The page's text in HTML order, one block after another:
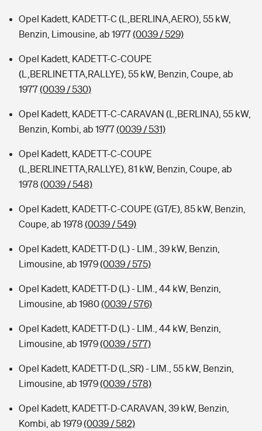
Opel Kadett, KADETT-C (L,BERLINA,AERO), 55 kW,
Benzin, Limousine, ab 1977(0039 / 529)
Opel Kadett, KADETT-C-COUPE
(L,BERLINETTA,RALLYE), 55 kW, Benzin, Coupe, ab
1977(0039 / 530)
Opel Kadett, KADETT-C-CARAVAN (L,BERLINA), 55 kW,
Benzin, Kombi, ab 1977(0039 / 531)
Opel Kadett, KADETT-C-COUPE
(L,BERLINETTA,RALLYE), 81 kW, Benzin, Coupe, ab
1978 (0039 / 548)
Opel Kadett, KADETT-C-COUPE (GT/E), 85 kW, Benzin,
Coupe, ab 1978 (0039 / 549)
Opel Kadett, KADETT-D (L) - LIM., 39 kW, Benzin,
Limousine, ab 1979(0039 / 575)
Opel Kadett, KADETT-D (L) - LIM., 44 kW, Benzin,
Limousine, ab 1980(0039 / 576)
Opel Kadett, KADETT-D (L) - LIM., 44 kW, Benzin,
Limousine, ab 1979(0039 / 577)
Opel Kadett, KADETT-D (L,SR) - LIM., 55 kW, Benzin,
Limousine, ab 1979(0039 / 578)
Opel Kadett, KADETT-D-CARAVAN, 39 kW, Benzin,
Kombi, ab 1979(0039 / 582)